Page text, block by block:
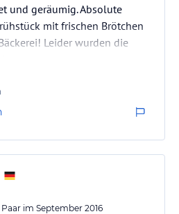
und geräumig. Absolute
mit frischen Brötchen
Leider wurden die
Paar im September 2016